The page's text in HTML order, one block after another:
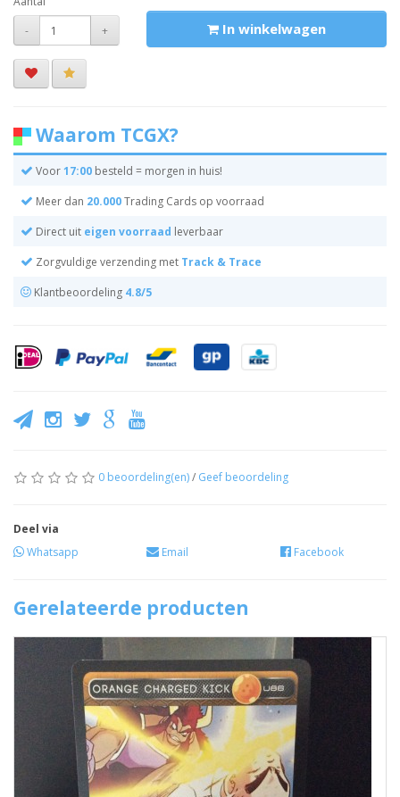
-
+ In winkelwagen
Waarom TCGX?
Voor17:00 besteld = morgen in huis!
Meer dan 20.000Trading Cards op voorraad
Direct uit eigen voorraad leverbaar
Zorgvuldige verzending met Track & Trace
Klantbeoordeling 4.8/5
0 beoordeling(en)/ Geef beoordeling
Deel via
Whatsapp
Email Facebook
Gerelateerde producten